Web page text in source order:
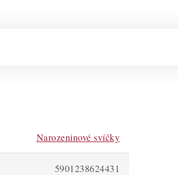
Narozeninové svíčky
5901238624431